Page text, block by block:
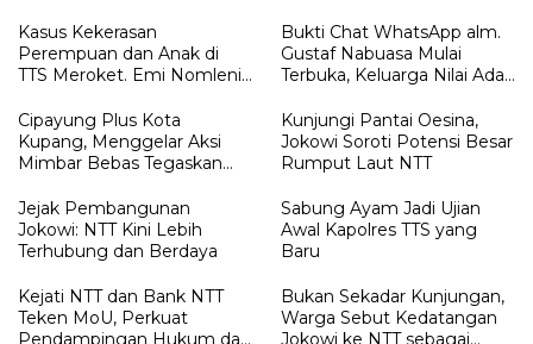
Kasus Kekerasan
Perempuan dan Anak di
TTS Meroket. Emi Nomleni :
Paling Aman
Bukti Chat WhatsApp alm.
Gustaf Nabuasa Mulai
Terbuka, Keluarga Nilai Ada
Belum Didalami Penyidik
Cipayung Plus Kota
Kupang, Menggelar Aksi
Mimbar Bebas Tegaskan
Gelar “RAJA TIMOR”
Kepada JOKO WIDODO
Kunjungi Pantai Oesina,
Jokowi Soroti Potensi Besar
Rumput Laut NTT
Jejak Pembangunan
Jokowi: NTT Kini Lebih
Terhubung dan Berdaya
Sabung Ayam Jadi Ujian
Awal Kapolres TTS yang
Baru
Kejati NTT dan Bank NTT
Teken MoU, Perkuat
Pendampingan Hukum dan
Bukan Sekadar Kunjungan,
Warga Sebut Kedatangan
Jokowi ke NTT sebagai